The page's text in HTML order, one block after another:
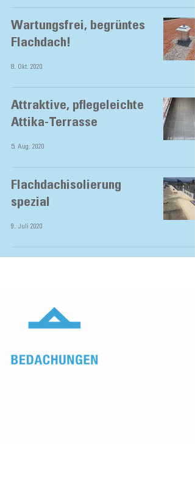
Wartungsfrei, begrüntes
Flachdach!
8. Okt. 2020
Attraktive, pflegeleichte
Attika-Terrasse
5. Aug. 2020
Flachdachisolierung
spezial
9. Juli 2020